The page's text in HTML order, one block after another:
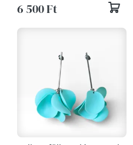
6 500 Ft